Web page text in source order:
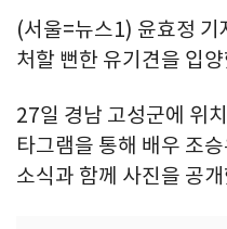
(서울=뉴스1) 윤효정 기
처할 뻔한 유기견을 입
27일 경남 고성군에 위
타그램을 통해 배우 조
소식과 함께 사진을 공